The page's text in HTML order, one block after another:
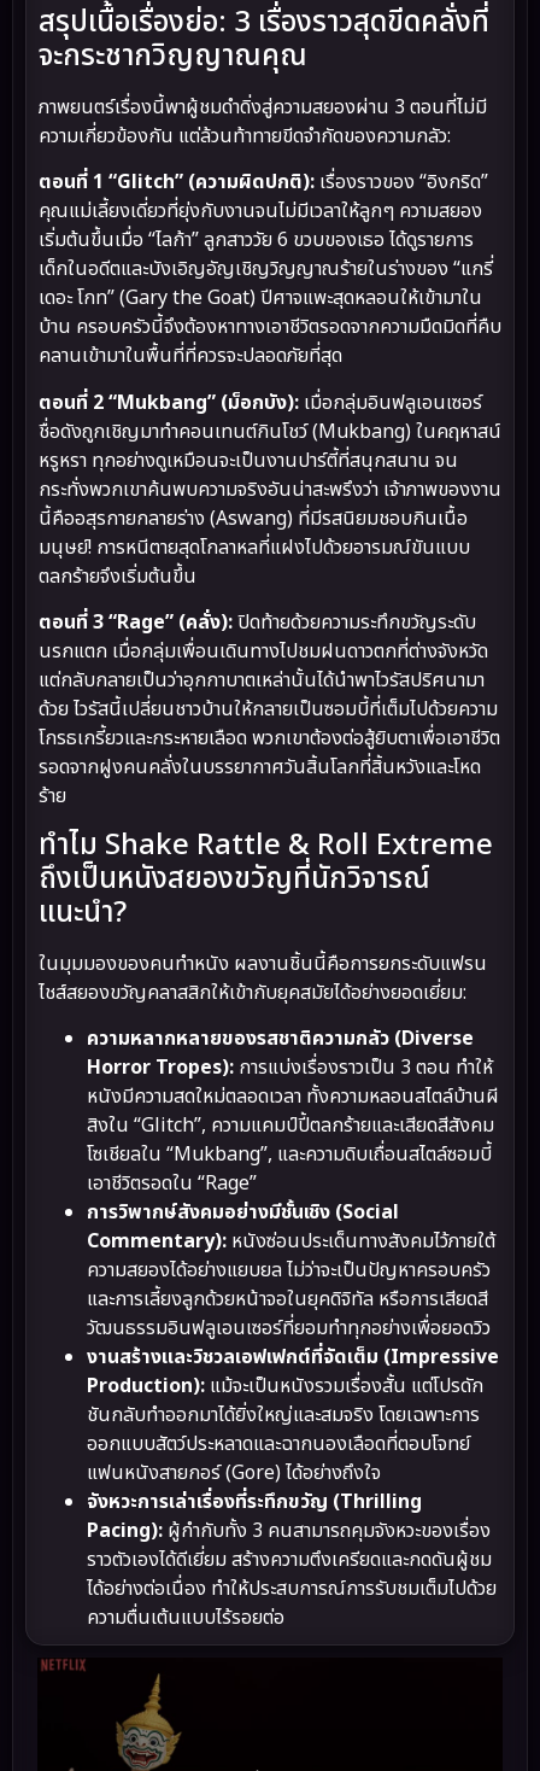
สรุปเนื้อเรื่องย่อ: 3 เรื่องราวสุดขีดคลั่งที่
จะกระชากวิญญาณคุณ
ภาพยนตร์เรื่องนี้พาผู้ชมดำดิ่งสู่ความสยองผ่าน 3 ตอนที่ไม่มี
ความเกี่ยวข้องกัน แต่ล้วนท้าทายขีดจำกัดของความกลัว:
ตอนที่ 1 “Glitch” (ความผิดปกติ): เรื่องราวของ “อิงกริด”
คุณแม่เลี้ยงเดี่ยวที่ยุ่งกับงานจนไม่มีเวลาให้ลูกๆ ความสยอง
เริ่มต้นขึ้นเมื่อ “ไลก้า” ลูกสาววัย 6 ขวบของเธอ ได้ดูรายการ
เด็กในอดีตและบังเอิญอัญเชิญวิญญาณร้ายในร่างของ “แกรี่
เดอะ โกท” (Gary the Goat) ปีศาจแพะสุดหลอนให้เข้ามาใน
บ้าน ครอบครัวนี้จึงต้องหาทางเอาชีวิตรอดจากความมืดมิดที่คืบ
คลานเข้ามาในพื้นที่ที่ควรจะปลอดภัยที่สุด
ตอนที่ 2 “Mukbang” (ม็อกบัง): เมื่อกลุ่มอินฟลูเอนเซอร์
ชื่อดังถูกเชิญมาทำคอนเทนต์กินโชว์ (Mukbang) ในคฤหาสน์
หรูหรา ทุกอย่างดูเหมือนจะเป็นงานปาร์ตี้ที่สนุกสนาน จน
กระทั่งพวกเขาค้นพบความจริงอันน่าสะพรึงว่า เจ้าภาพของงาน
นี้คืออสุรกายกลายร่าง (Aswang) ที่มีรสนิยมชอบกินเนื้อ
มนุษย์! การหนีตายสุดโกลาหลที่แฝงไปด้วยอารมณ์ขันแบบ
ตลกร้ายจึงเริ่มต้นขึ้น
ตอนที่ 3 “Rage” (คลั่ง):ปิดท้ายด้วยความระทึกขวัญระดับ
นรกแตก เมื่อกลุ่มเพื่อนเดินทางไปชมฝนดาวตกที่ต่างจังหวัด
แต่กลับกลายเป็นว่าอุกกาบาตเหล่านั้นได้นำพาไวรัสปริศนามา
ด้วย ไวรัสนี้เปลี่ยนชาวบ้านให้กลายเป็นซอมบี้ที่เต็มไปด้วยความ
โกรธเกรี้ยวและกระหายเลือด พวกเขาต้องต่อสู้ยิบตาเพื่อเอาชีวิต
รอดจากฝูงคนคลั่งในบรรยากาศวันสิ้นโลกที่สิ้นหวังและโหด
ร้าย
ทำไม Shake Rattle & Roll Extreme
ถึงเป็นหนังสยองขวัญที่นักวิจารณ์
แนะนำ?
ในมุมมองของคนทำหนัง ผลงานชิ้นนี้คือการยกระดับแฟรน
ไชส์สยองขวัญคลาสสิกให้เข้ากับยุคสมัยได้อย่างยอดเยี่ยม:
ความหลากหลายของรสชาติความกลัว (Diverse
Horror Tropes): การแบ่งเรื่องราวเป็น 3 ตอน ทำให้
หนังมีความสดใหม่ตลอดเวลา ทั้งความหลอนสไตล์บ้านผี
สิงใน “Glitch”, ความแคมป์ปี้ตลกร้ายและเสียดสีสังคม
โซเชียลใน “Mukbang”, และความดิบเถื่อนสไตล์ซอมบี้
เอาชีวิตรอดใน “Rage”
การวิพากษ์สังคมอย่างมีชั้นเชิง (Social
Commentary): หนังซ่อนประเด็นทางสังคมไว้ภายใต้
ความสยองได้อย่างแยบยล ไม่ว่าจะเป็นปัญหาครอบครัว
และการเลี้ยงลูกด้วยหน้าจอในยุคดิจิทัล หรือการเสียดสี
วัฒนธรรมอินฟลูเอนเซอร์ที่ยอมทำทุกอย่างเพื่อยอดวิว
งานสร้างและวิชวลเอฟเฟกต์ที่จัดเต็ม (Impressive
Production): แม้จะเป็นหนังรวมเรื่องสั้น แต่โปรดัก
ชันกลับทำออกมาได้ยิ่งใหญ่และสมจริง โดยเฉพาะการ
ออกแบบสัตว์ประหลาดและฉากนองเลือดที่ตอบโจทย์
แฟนหนังสายกอร์ (Gore) ได้อย่างถึงใจ
จังหวะการเล่าเรื่องที่ระทึกขวัญ (Thrilling
Pacing): ผู้กำกับทั้ง 3 คนสามารถคุมจังหวะของเรื่อง
ราวตัวเองได้ดีเยี่ยม สร้างความตึงเครียดและกดดันผู้ชม
ได้อย่างต่อเนื่อง ทำให้ประสบการณ์การรับชมเต็มไปด้วย
ความตื่นเต้นแบบไร้รอยต่อ